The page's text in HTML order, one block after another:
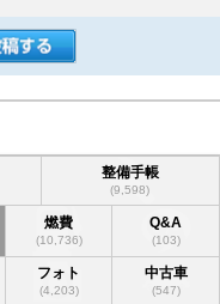
整備手帳
(9,598)
燃費
(10,736)
Q&A
(103)
フォト
(4,203)
中古車
(547)